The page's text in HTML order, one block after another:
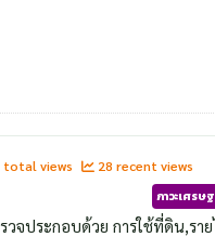
views
28 recent views
ภาวะเศรษ
วจประกอบด้วย การใช้ที่ดิน,ร